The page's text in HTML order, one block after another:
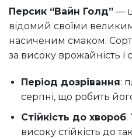
Персик “Вайн Голд” —
відомий своїми
насиченим смаком. Сорт
за високу врожайність і
Період дозрівання:
серпні, що робить
Стійкість до хвороб:
високу стійкість до